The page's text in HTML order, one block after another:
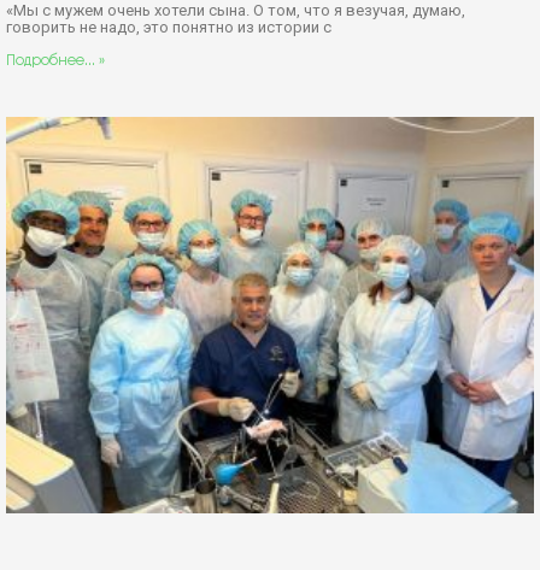
«Мы с мужем очень хотели сына. О том, что я везучая, думаю,
говорить не надо, это понятно из истории с
Подробнее... »